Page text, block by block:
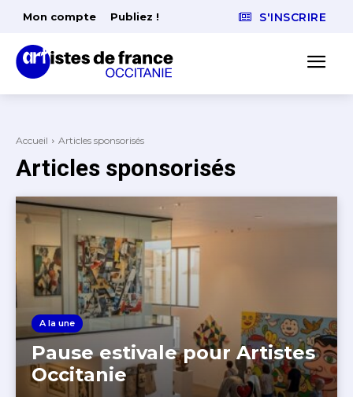
Mon compte Publiez ! S'INSCRIRE
Accueil Articles sponsorisés
Articles sponsorisés
A la une
Pause estivale pour Artistes
Occitanie